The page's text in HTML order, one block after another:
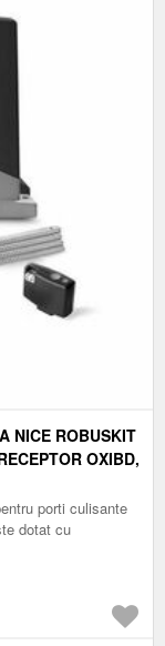
NICE ROBUSKIT
OXIBD,
porti culisante
dotat cu